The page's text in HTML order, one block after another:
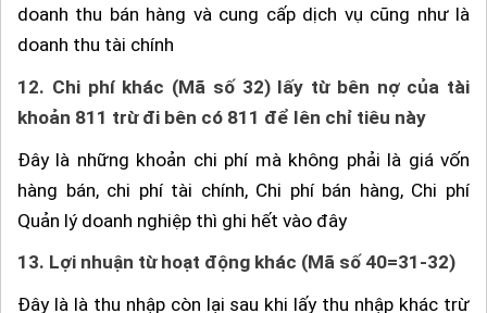
doanh thu bán hàng và cung cấp dịch vụ cũng như là
doanh thu tài chính
12. Chi phí khác (Mã số 32) lấy từ bên nợ của tài
khoản 811 trừ đi bên có 811 để lên chỉ tiêu này
Đây là những khoản chi phí mà không phải là giá vốn
hàng bán, chi phí tài chính, Chi phí bán hàng, Chi phí
Quản lý doanh nghiệp thì ghi hết vào đây
13. Lợi nhuận từ hoạt động khác (Mã số 40=31-32)
Đây là là thu nhập còn lại sau khi lấy thu nhập khác trừ